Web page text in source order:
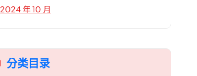
2024 年 10 月
分类目录